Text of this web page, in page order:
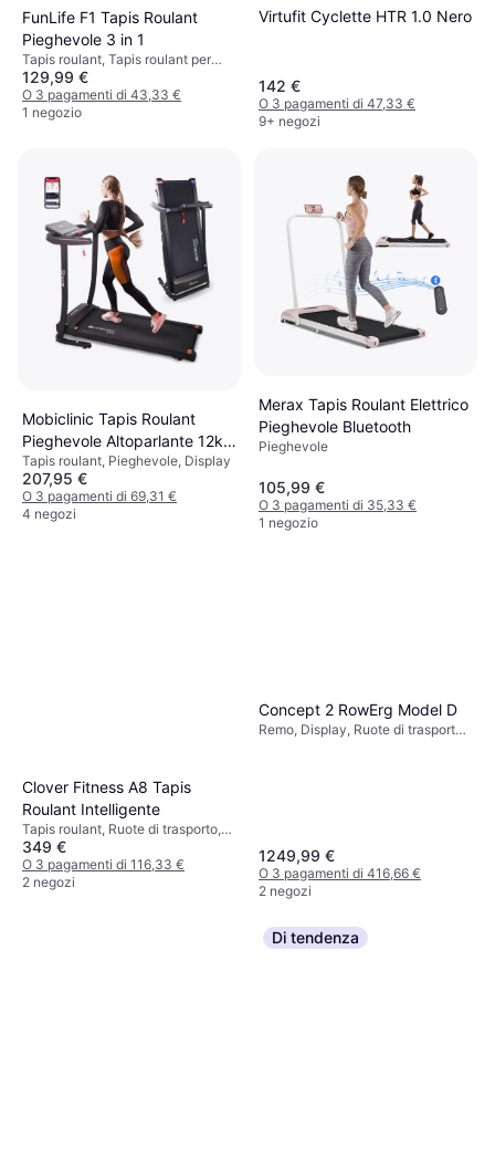
FunLife F1 Tapis Roulant
Pieghevole 3 in 1
Tapis roulant, Tapis roulant per
camminare, Pieghevole, Display,
Ruote di trasporto
129,99 €
O 3 pagamenti di 43,33 €
1 negozio
Virtufit Cyclette HTR 1.0 Nero
142 €
O 3 pagamenti di 47,33 €
9+ negozi
Mobiclinic Tapis Roulant
Pieghevole Altoparlante 12km
h
Tapis roulant, Pieghevole, Display
207,95 €
O 3 pagamenti di 69,31 €
4 negozi
Merax Tapis Roulant Elettrico
Pieghevole Bluetooth
Pieghevole
105,99 €
O 3 pagamenti di 35,33 €
1 negozio
Clover Fitness A8 Tapis
Roulant Intelligente
Tapis roulant, Ruote di trasporto,
Pieghevole, Bluetooth, Display
349 €
O 3 pagamenti di 116,33 €
2 negozi
Concept 2 RowErg Model D
Remo, Display, Ruote di trasporto,
1249,99 €
O 3 pagamenti di 416,66 €
2 negozi
Di tendenza